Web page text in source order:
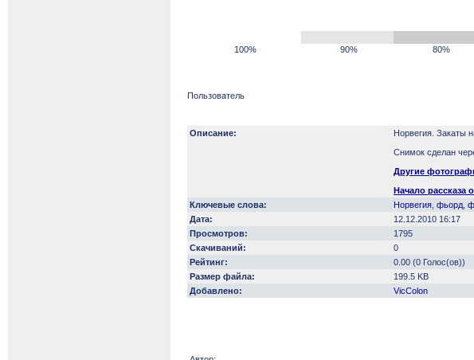
100% 90% 80%
Пользователь
Описание:
Норвегия. Закаты
Снимок сделан
Другие
Начало рассказа
Ключевые слова:
Норвегия фьорд
Дата:
12.12.2010 16:17
Просмотров:
1795
Скачиваний:
0
Рейтинг:
0.00 (0 Голос(ов))
Размер файла:
199.5 KB
Добавлено:
VicColon